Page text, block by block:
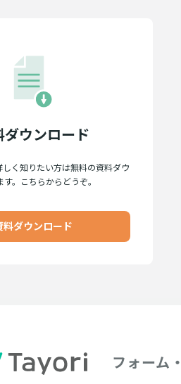
ダウンロード
く知りたい方は無料の資料ダウ
。こちらからどうぞ。
料ダウンロード
フォーム